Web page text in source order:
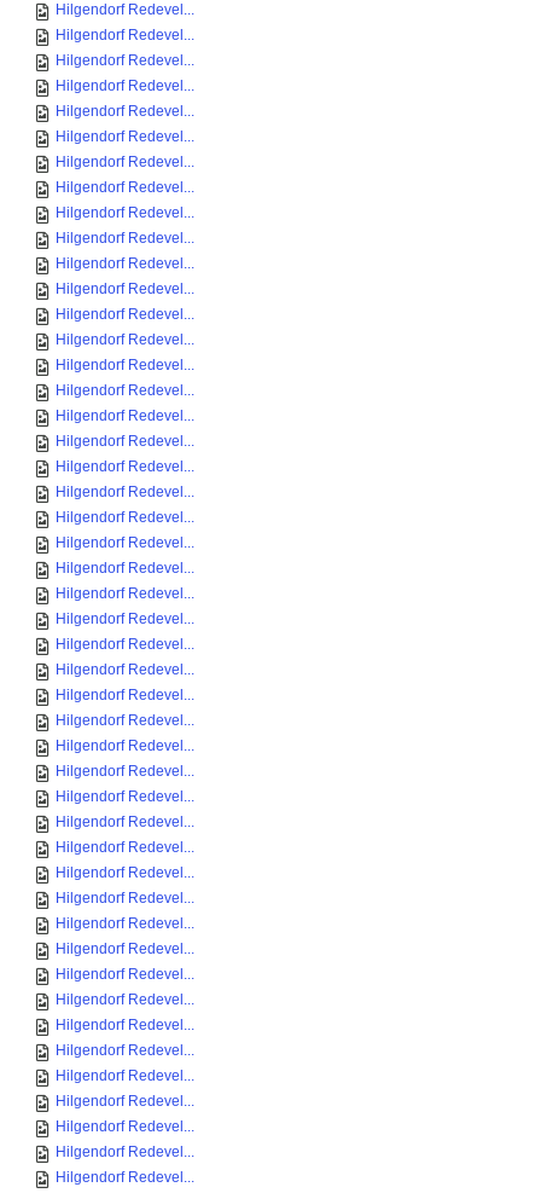
Hilgendorf Redevel...
Hilgendorf Redevel...
Hilgendorf Redevel...
Hilgendorf Redevel...
Hilgendorf Redevel...
Hilgendorf Redevel...
Hilgendorf Redevel...
Hilgendorf Redevel...
Hilgendorf Redevel...
Hilgendorf Redevel...
Hilgendorf Redevel...
Hilgendorf Redevel...
Hilgendorf Redevel...
Hilgendorf Redevel...
Hilgendorf Redevel...
Hilgendorf Redevel...
Hilgendorf Redevel...
Hilgendorf Redevel...
Hilgendorf Redevel...
Hilgendorf Redevel...
Hilgendorf Redevel...
Hilgendorf Redevel...
Hilgendorf Redevel...
Hilgendorf Redevel...
Hilgendorf Redevel...
Hilgendorf Redevel...
Hilgendorf Redevel...
Hilgendorf Redevel...
Hilgendorf Redevel...
Hilgendorf Redevel...
Hilgendorf Redevel...
Hilgendorf Redevel...
Hilgendorf Redevel...
Hilgendorf Redevel...
Hilgendorf Redevel...
Hilgendorf Redevel...
Hilgendorf Redevel...
Hilgendorf Redevel...
Hilgendorf Redevel...
Hilgendorf Redevel...
Hilgendorf Redevel...
Hilgendorf Redevel...
Hilgendorf Redevel...
Hilgendorf Redevel...
Hilgendorf Redevel...
Hilgendorf Redevel...
Hilgendorf Redevel...